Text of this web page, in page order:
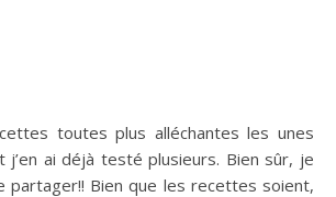
toutes plus alléchantes les unes
ai déjà testé plusieurs. Bien sûr, je
partager!! Bien que les recettes soient,